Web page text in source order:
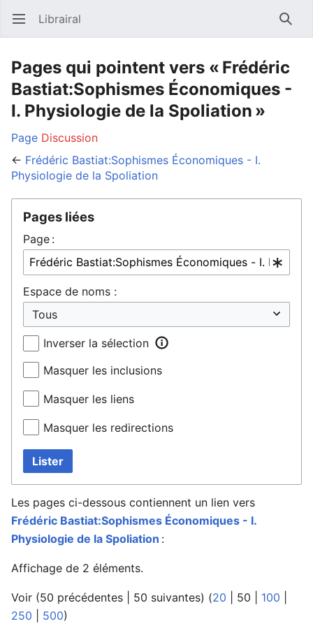
Ouvrir le menu principal Librairal
Pages qui pointent vers « Frédéric
Bastiat:Sophismes Économiques -
I. Physiologie de la Spoliation »
Page Discussion
← Frédéric Bastiat:Sophismes Économiques - I.
Physiologie de la Spoliation
Pages liées
Page :
Espace de noms :
Inverser la sélection
Masquer les inclusions
Masquer les liens
Masquer les redirections
Lister
Les pages ci-dessous contiennent un lien vers
Frédéric Bastiat:Sophismes Économiques - I.
Physiologie de la Spoliation :
Affichage de 2 éléments.
Voir (50 précédentes 50 suivantes) (20 50 100
250
500)